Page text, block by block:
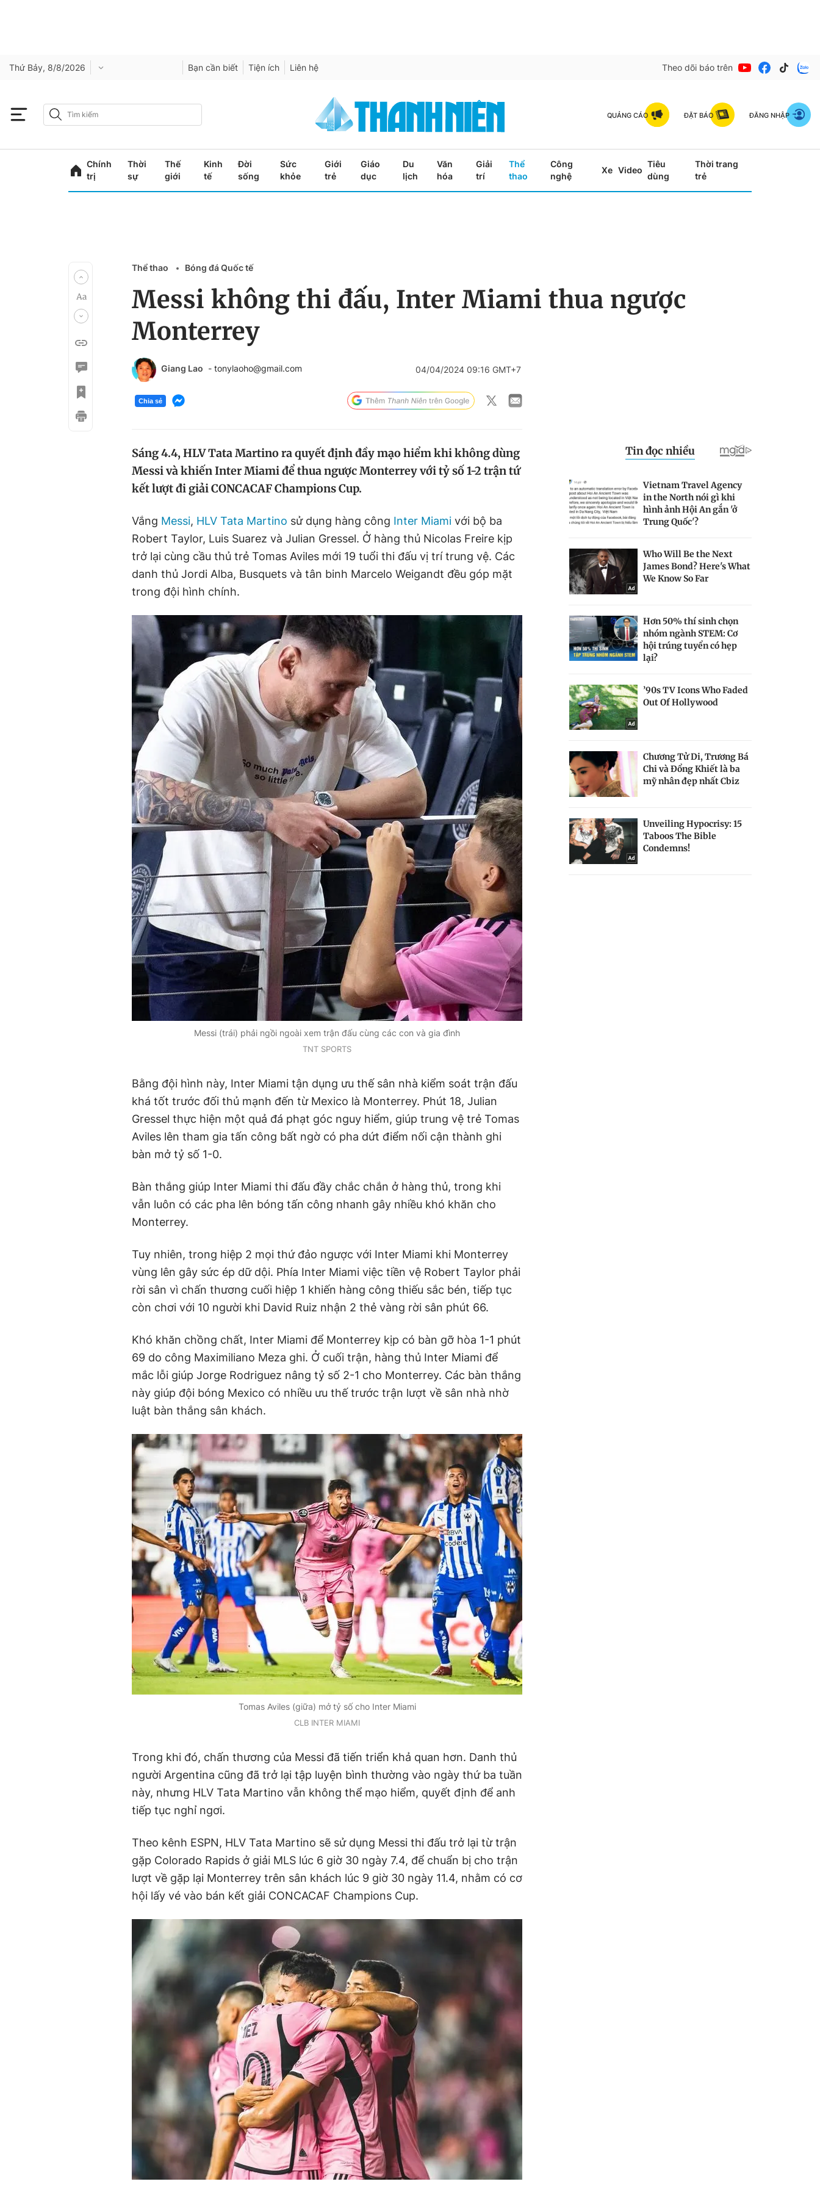
Thứ Bảy, 8/8/2026 Bạn cần biết Tiện ích Liên hệ Theo dõi báo trên
QUẢNG CÁO ĐẶT BÁO ĐĂNG NHẬP
Chính
trị
Thời
sự
Thế
giới
Kinh
tế
Đời
sống
Sức
khỏe
Giới
trẻ
Giáo
dục
Du
lịch
Văn
hóa
Giải
trí
Thể
thao
Công
nghệ
Xe Video
Tiêu
dùng
Thời trang
trẻ
Thể thao Bóng đá Quốc tế
Messi không thi đấu, Inter Miami thua ngược
Monterrey
Giang Lao - tonylaoho@gmail.com 04/04/2024 09:16 GMT+7
Chia sẻ
Sáng 4.4, HLV Tata Martino ra quyết định đầy mạo hiểm khi không dùng
Messi và khiến Inter Miami để thua ngược Monterrey với tỷ số 1-2 trận tứ
kết lượt đi giải CONCACAF Champions Cup.
Vắng Messi, HLV Tata Martino sử dụng hàng công Inter Miami với bộ ba
Robert Taylor, Luis Suarez và Julian Gressel. Ở hàng thủ Nicolas Freire kịp
trở lại cùng cầu thủ trẻ Tomas Aviles mới 19 tuổi thi đấu vị trí trung vệ. Các
danh thủ Jordi Alba, Busquets và tân binh Marcelo Weigandt đều góp mặt
trong đội hình chính.
Messi (trái) phải ngồi ngoài xem trận đấu cùng các con và gia đình
TNT SPORTS
Bằng đội hình này, Inter Miami tận dụng ưu thế sân nhà kiểm soát trận đấu
khá tốt trước đối thủ mạnh đến từ Mexico là Monterrey. Phút 18, Julian
Gressel thực hiện một quả đá phạt góc nguy hiểm, giúp trung vệ trẻ Tomas
Aviles lên tham gia tấn công bất ngờ có pha dứt điểm nối cận thành ghi
bàn mở tỷ số 1-0.
Bàn thắng giúp Inter Miami thi đấu đầy chắc chắn ở hàng thủ, trong khi
vẫn luôn có các pha lên bóng tấn công nhanh gây nhiều khó khăn cho
Monterrey.
Tuy nhiên, trong hiệp 2 mọi thứ đảo ngược với Inter Miami khi Monterrey
vùng lên gây sức ép dữ dội. Phía Inter Miami việc tiền vệ Robert Taylor phải
rời sân vì chấn thương cuối hiệp 1 khiến hàng công thiếu sắc bén, tiếp tục
còn chơi với 10 người khi David Ruiz nhận 2 thẻ vàng rời sân phút 66.
Khó khăn chồng chất, Inter Miami để Monterrey kịp có bàn gỡ hòa 1-1 phút
69 do công Maximiliano Meza ghi. Ở cuối trận, hàng thủ Inter Miami để
mắc lỗi giúp Jorge Rodriguez nâng tỷ số 2-1 cho Monterrey. Các bàn thắng
này giúp đội bóng Mexico có nhiều ưu thế trước trận lượt về sân nhà nhờ
luật bàn thắng sân khách.
Tomas Aviles (giữa) mở tỷ số cho Inter Miami
CLB INTER MIAMI
Trong khi đó, chấn thương của Messi đã tiến triển khả quan hơn. Danh thủ
người Argentina cũng đã trở lại tập luyện bình thường vào ngày thứ ba tuần
này, nhưng HLV Tata Martino vẫn không thể mạo hiểm, quyết định để anh
tiếp tục nghỉ ngơi.
Theo kênh ESPN, HLV Tata Martino sẽ sử dụng Messi thi đấu trở lại từ trận
gặp Colorado Rapids ở giải MLS lúc 6 giờ 30 ngày 7.4, để chuẩn bị cho trận
lượt về gặp lại Monterrey trên sân khách lúc 9 giờ 30 ngày 11.4, nhằm có cơ
hội lấy vé vào bán kết giải CONCACAF Champions Cup.